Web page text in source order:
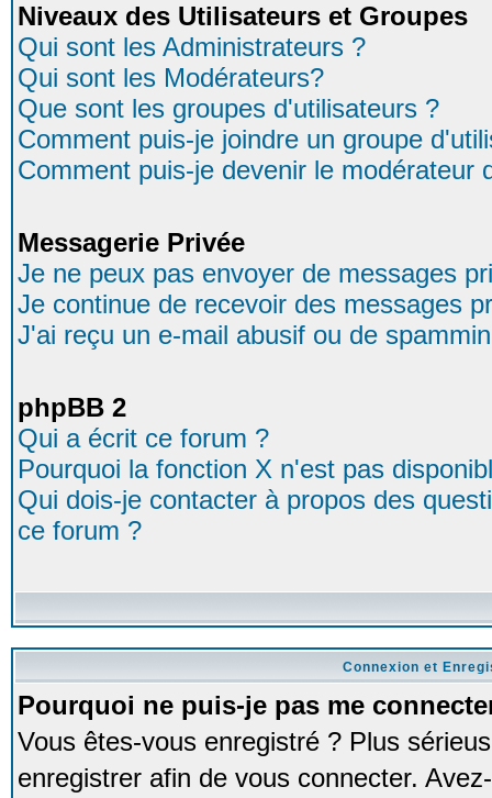
Niveaux des Utilisateurs et Groupes
Qui sont les Administrateurs ?
Qui sont les Modérateurs?
Que sont les groupes d'utilisateurs ?
Comment puis-je joindre un groupe
Comment puis-je devenir le modérateur
Messagerie Privée
Je ne peux pas envoyer de messages
Je continue de recevoir des messages
J'ai reçu un e-mail abusif ou de
phpBB 2
Qui a écrit ce forum ?
Pourquoi la fonction X n'est pas
Qui dois-je contacter à propos des
ce forum ?
Connexion et
Pourquoi ne puis-je pas me
Vous êtes-vous enregistré ? Plus
enregistrer afin de vous connecter.